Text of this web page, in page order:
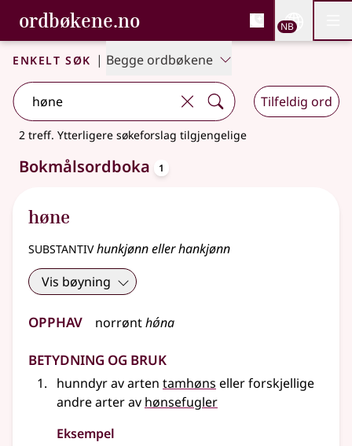
Gå til hovedinnhold
Tilgjengelighet
ordbøkene.no, Bokmålsordboka og
Bokmålsordboka og Nynorskordboka
NB
Enkelt søk | Begge ordbøkene
Tilfeldig ord
2 treff. Ytterligere søkeforslag tilgjengelige
Bokmålsordboka 1
høne
substantivhunkjønn eller hankjønn
Vis bøyning
Opphav norrønthǿna
Betydning og bruk
hunndyr av arten tamhøns eller forskjellige
andre arter av hønsefugler
Eksempel